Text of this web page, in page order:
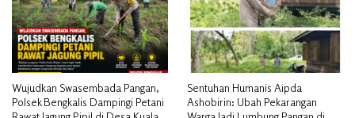
Wujudkan Swasembada Pangan,
Polsek Bengkalis Dampingi Petani
Sentuhan Humanis Aipda
Ashobirin: Ubah Pekarangan